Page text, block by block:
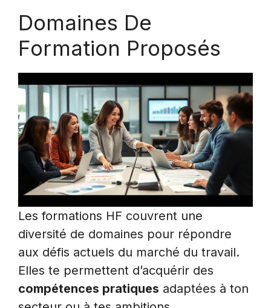
Domaines De
Formation Proposés
Les formations HF couvrent une
diversité de domaines pour répondre
aux défis actuels du marché du travail.
Elles te permettent d’acquérir des
compétences pratiques adaptées à ton